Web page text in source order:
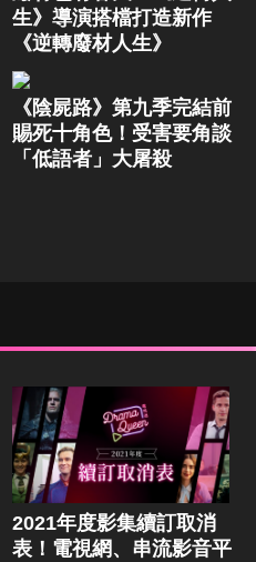
生》導演搭檔打造新作
《逆轉廢材人生》
《陰屍路》第九季完結前
賜死十角色！受害要角談
「低語者」大屠殺
2021年度影集續訂取消
表！電視網、串流影音平